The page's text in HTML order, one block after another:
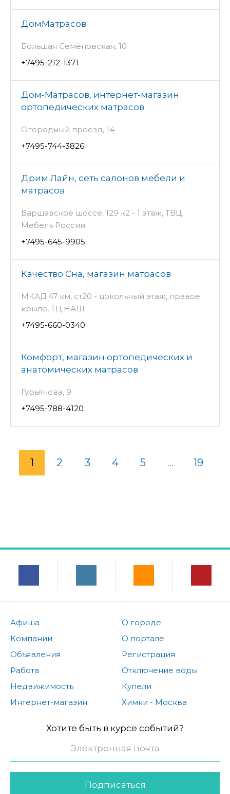
ДомМатрасов
Большая Семёновская, 10
+7495-212-1371
Дом-Матрасов, интернет-магазин
ортопедических матрасов
Огородный проезд, 14
+7495-744-3826
Дрим Лайн, сеть салонов мебели и
матрасов
Варшавское шоссе, 129 к2 - 1 этаж, ТВЦ
Мебель России
+7495-645-9905
Качество Сна, магазин матрасов
МКАД 47 км, ст20 - цокольный этаж, правое
крыло, ТЦ НАШ
+7495-660-0340
Комфорт, магазин ортопедических и
анатомических матрасов
Гурьянова, 9
+7495-788-4120
1 2 3 4 5 ... 19
Афиша
Компании
Объявления
Работа
Недвижимость
Интернет-магазин
О городе
О портале
Регистрация
Отключение воды
Купели
Химки - Москва
Хотите быть в курсе событий?
Подписаться